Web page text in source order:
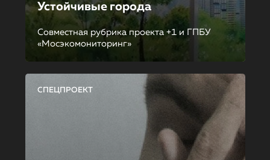
Устойчивые города
Совместная рубрика проекта +1 и ГПБУ
«Мосэкомониторинг»
СПЕЦПРОЕКТ